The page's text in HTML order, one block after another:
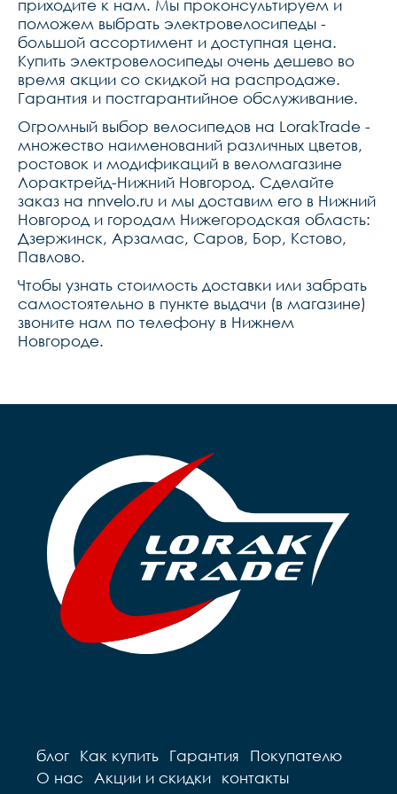
приходите к нам. Мы проконсультируем и
поможем выбрать электровелосипеды -
большой ассортимент и доступная цена.
Купить электровелосипеды очень дешево во
время акции со скидкой на распродаже.
Гарантия и постгарантийное обслуживание.
Огромный выбор велосипедов на LorakTrade -
множество наименований различных цветов,
ростовок и модификаций в веломагазине
Лорактрейд-Нижний Новгород. Сделайте
заказ на nnvelo.ru и мы доставим его в Нижний
Новгород и городам Нижегородская область:
Дзержинск, Арзамас, Саров, Бор, Кстово,
Павлово.
Чтобы узнать стоимость доставки или забрать
самостоятельно в пункте выдачи (в магазине)
звоните нам по телефону в Нижнем
Новгороде.
блог Как купить Гарантия
Покупателю
О нас
Акции и скидки контакты